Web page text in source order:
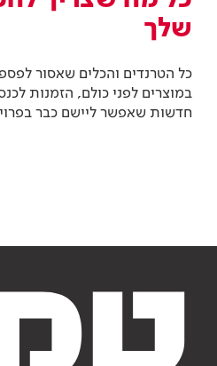
שלך
כל הטרנדים והכלים שאסור
במוצרים לפני כולם, הזמנות
חדשות שאפשר ליישם כבר